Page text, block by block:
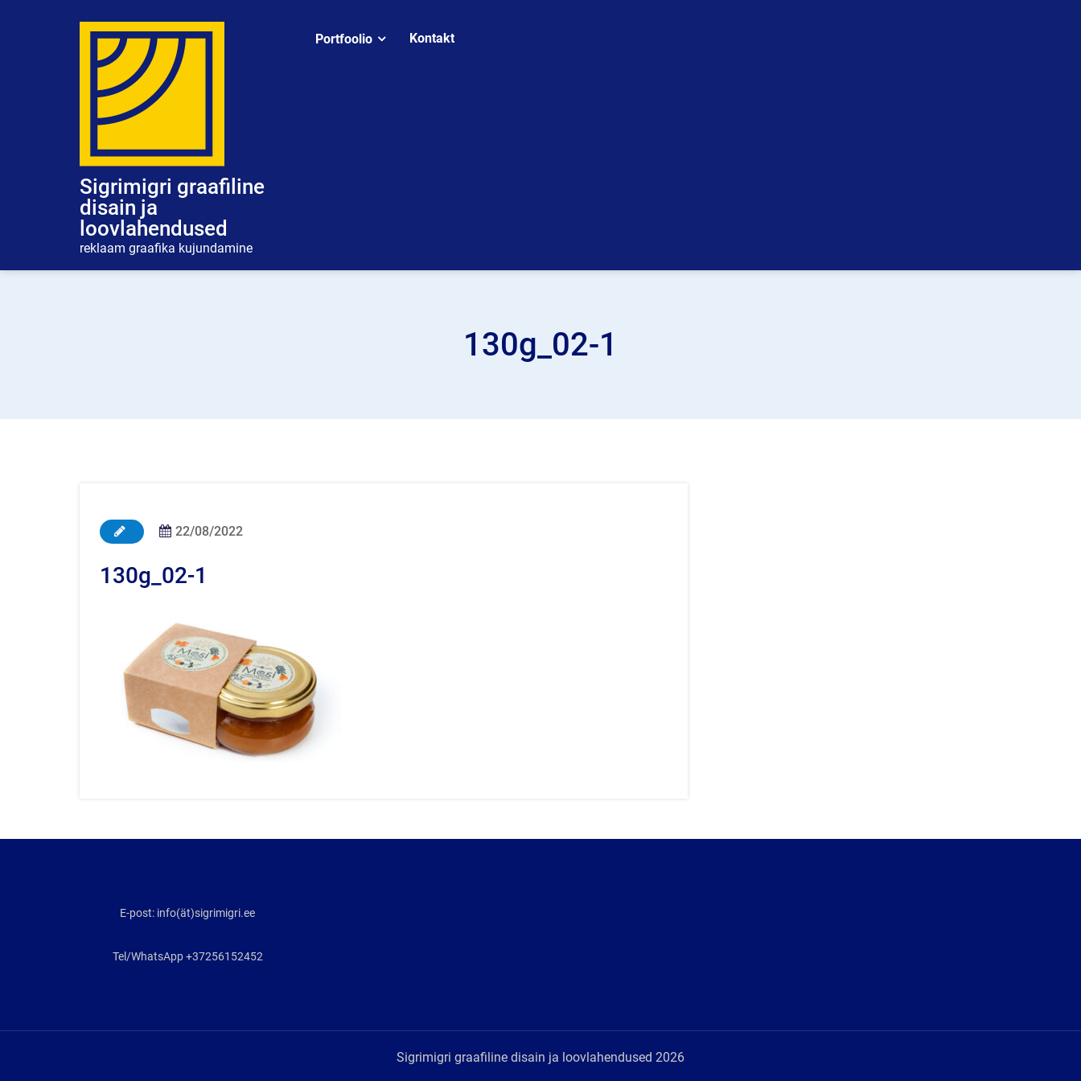
Sigrimigri graafiline
disain ja
loovlahendused
reklaam graafika kujundamine
Portfoolio Kontakt
130g_02-1
22/08/2022
130g_02-1
E-post: info(ät)sigrimigri.ee
Tel/WhatsApp +37256152452
Sigrimigri graafiline disain ja loovlahendused 2026